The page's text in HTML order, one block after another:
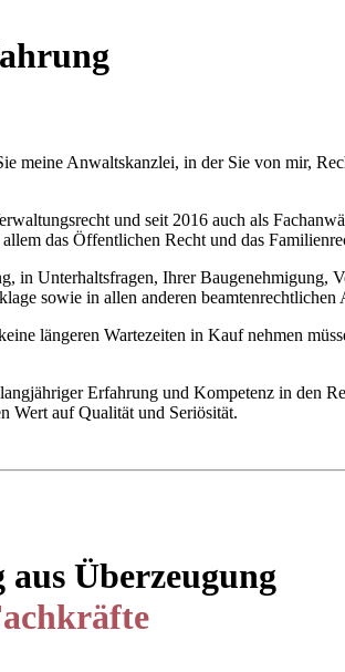
meine Anwaltskanzlei, in der Sie von mir,
und seit 2016 auch als
das Öffentlichen Recht und das
in Unterhaltsfragen, Ihrer Baugenehmigung,
sowie in allen anderen
längeren Wartezeiten in Kauf nehmen
Erfahrung und Kompetenz in den
Wert auf Qualität und Seriösität.
Überzeugung